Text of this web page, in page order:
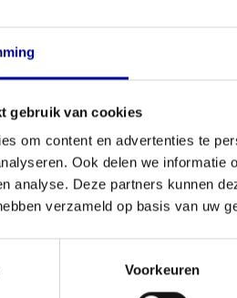
gebruik van cookies
om content en advertenties te
Ook delen we
analyse. Deze partners kunnen
verzameld op basis van uw
Voorkeuren
(Gereviseerd)
levert zonder compromissen? De
een veilige en effectieve manier te
van de hoogste kwaliteit voor
zoekt voor je fitnessruimte, dit
een perfect voorbeeld van de
Series Abdominal Crunch een